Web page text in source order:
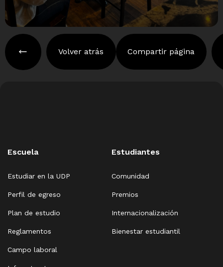
Volver atrás Compartir página
Escuela
Estudiar en la UDP
Perfil de egreso
Plan de estudio
Reglamentos
Campo laboral
Estudiantes
Comunidad
Premios
Internacionalización
Bienestar estudiantil